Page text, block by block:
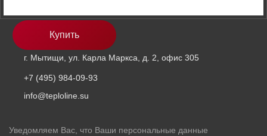
Купить
г. Мытищи, ул. Карла Маркса, д. 2, офис 305
+7 (495) 984-09-93
info@teploline.su
Уведомляем Вас, что Ваши персональные данные